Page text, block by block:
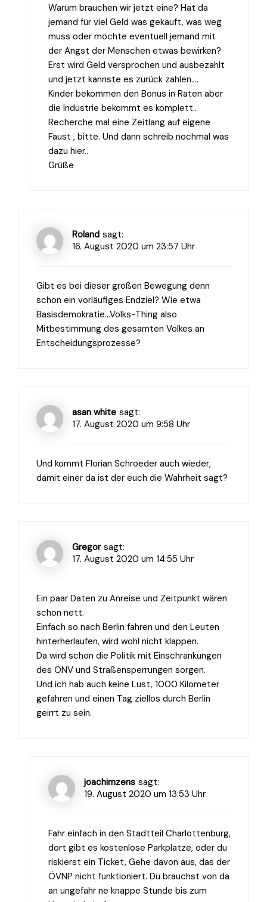
Warum brauchen wir jetzt eine? Hat da
jemand für viel Geld was gekauft, was weg
muss oder möchte eventuell jemand mit
der Angst der Menschen etwas bewirken?
Erst wird Geld versprochen und ausbezahlt
und jetzt kannste es zurück zahlen….
Kinder bekommen den Bonus in Raten aber
die Industrie bekommt es komplett..
Recherche mal eine Zeitlang auf eigene
Faust , bitte. Und dann schreib nochmal was
dazu hier..
Grüße
Roland sagt:
16. August 2020 um 23:57 Uhr
Gibt es bei dieser großen Bewegung denn
schon ein vorläufiges Endziel? Wie etwa
Basisdemokratie…Volks-Thing also
Mitbestimmung des gesamten Volkes an
Entscheidungsprozesse?
asan white sagt:
17. August 2020 um 9:58 Uhr
Und kommt Florian Schroeder auch wieder,
damit einer da ist der euch die Wahrheit sagt?
Gregor sagt:
17. August 2020 um 14:55 Uhr
Ein paar Daten zu Anreise und Zeitpunkt wären
schon nett.
Einfach so nach Berlin fahren und den Leuten
hinterherlaufen, wird wohl nicht klappen.
Da wird schon die Politik mit Einschränkungen
des ÖNV und Straßensperrungen sorgen.
Und ich hab auch keine Lust, 1000 Kilometer
gefahren und einen Tag ziellos durch Berlin
geirrt zu sein.
joachimzens sagt:
19. August 2020 um 13:53 Uhr
Fahr einfach in den Stadtteil Charlottenburg,
dort gibt es kostenlose Parkplatze, oder du
riskierst ein Ticket, Gehe davon aus, das der
ÖVNP nicht funktioniert. Du brauchst von da
an ungefähr ne knappe Stunde bis zum